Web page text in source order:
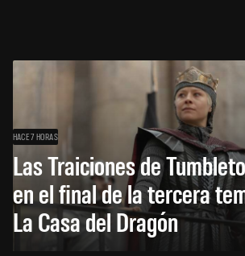
HACE 7 HORAS
Las Traiciones de
en el final de la tercera
La Casa del Dragón